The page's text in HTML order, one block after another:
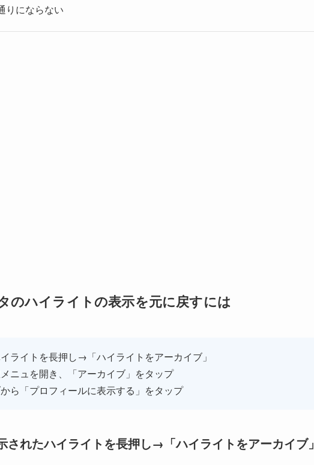
りにならない
のハイライトの表示を元に戻すには
ライトを長押し→「ハイライトをアーカイブ」
ニュを開き、「アーカイブ」をタップ
ら「プロフィールに表示する」をタップ
されたハイライトを長押し→「ハイライトをアーカイブ」